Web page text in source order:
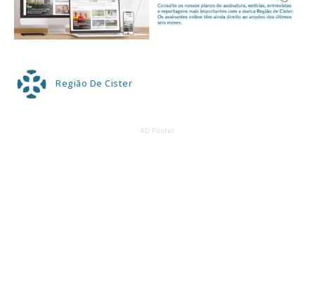
Região De Cister
AD Footer